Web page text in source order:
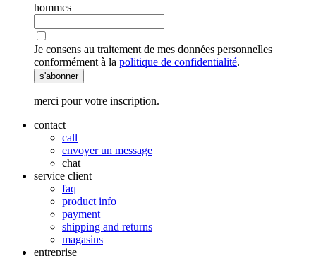
hommes
Je consens au traitement de mes données personnelles
conformément à la politique de confidentialité.
s'abonner
merci pour votre inscription.
contact
call
envoyer un message
chat
service client
faq
product info
payment
shipping and returns
magasins
entreprise